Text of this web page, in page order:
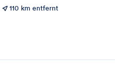
110 km entfernt